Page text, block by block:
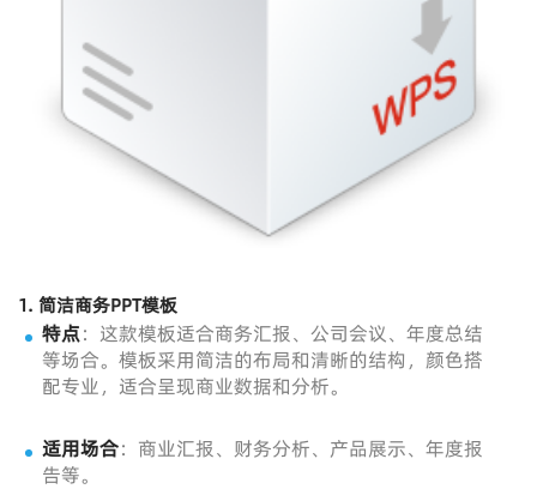
1. 简洁商务PPT模板
特点：这款模板适合商务汇报、公司会议、年度总结
等场合。模板采用简洁的布局和清晰的结构，颜色搭
配专业，适合呈现商业数据和分析。
适用场合：商业汇报、财务分析、产品展示、年度报
告等。